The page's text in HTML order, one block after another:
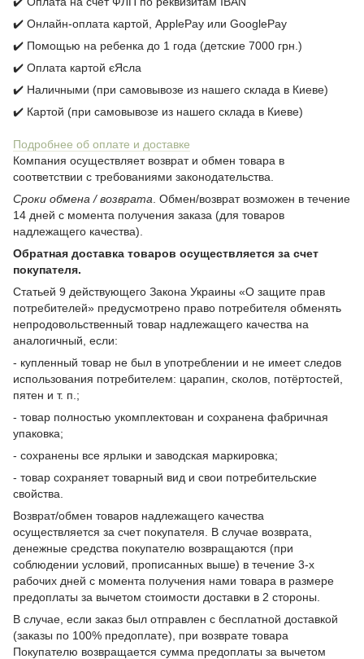
✔️ Онлайн-оплата картой, ApplePay или GooglePay
✔️ Помощью на ребенка до 1 года (детские 7000 грн.)
✔️ Оплата картой єЯсла
✔️ Наличными (при самовывозе из нашего склада в Киеве)
✔️ Картой (при самовывозе из нашего склада в Киеве)
Подробнее об оплате и доставке
Компания осуществляет возврат и обмен товара в
соответствии с требованиями законодательства.
Сроки обмена / возврата . Обмен/возврат возможен в течение
14 дней с момента получения заказа (для товаров
надлежащего качества).
Обратная доставка товаров осуществляется за счет
покупателя.
Статьей 9 действующего Закона Украины «О защите прав
потребителей» предусмотрено право потребителя обменять
непродовольственный товар надлежащего качества на
аналогичный, если:
- купленный товар не был в употреблении и не имеет следов
использования потребителем: царапин, сколов, потёртостей,
пятен и т. п.;
- товар полностью укомплектован и сохранена фабричная
упаковка;
- сохранены все ярлыки и заводская маркировка;
- товар сохраняет товарный вид и свои потребительские
свойства.
Возврат/обмен товаров надлежащего качества
осуществляется за счет покупателя. В случае возврата,
денежные средства покупателю возвращаются (при
соблюдении условий, прописанных выше) в течение 3-х
рабочих дней с момента получения нами товара в размере
предоплаты за вычетом стоимости доставки в 2 стороны.
В случае, если заказ был отправлен с бесплатной доставкой
(заказы по 100% предоплате), при возврате товара
Покупателю возвращается сумма предоплаты за вычетом